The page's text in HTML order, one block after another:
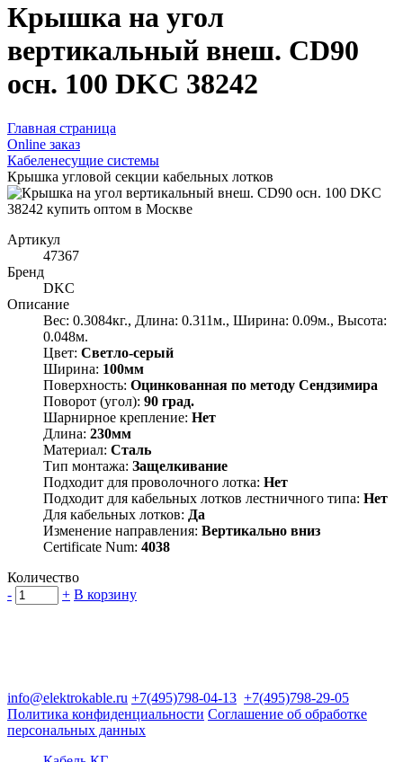
Крышка на угол
вертикальный внеш. CD90
осн. 100 DKC 38242
Главная страница
Оnline заказ
Кабеленесущие системы
Крышка угловой секции кабельных лотков
Артикул
47367
Бренд
DKC
Описание
Вес: 0.3084кг., Длина: 0.311м., Ширина: 0.09м., Высота:
0.048м.
Цвет: Светло-серый
Ширина: 100мм
Поверхность: Оцинкованная по методу Сендзимира
Поворот (угол): 90 град.
Шарнирное крепление: Нет
Длина: 230мм
Материал: Сталь
Тип монтажа: Защелкивание
Подходит для проволочного лотка: Нет
Подходит для кабельных лотков лестничного типа: Нет
Для кабельных лотков: Да
Изменение направления: Вертикально вниз
Certificate Num: 4038
Количество
-
+ В корзину
info@elektrokable.ru +7(495)798-04-13 +7(495)798-29-05
Политика конфиденциальности Соглашение об обработке
персональных данных